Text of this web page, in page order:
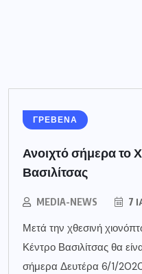
ΓΡΕΒΕΝΑ
Ανοιχτό σήμερα το
Βασιλίτσας
MEDIA-NEWS 7
Μετά την χθεσινή
Κέντρο Βασιλίτσας θα
σήμερα Δευτέρα 6/1/